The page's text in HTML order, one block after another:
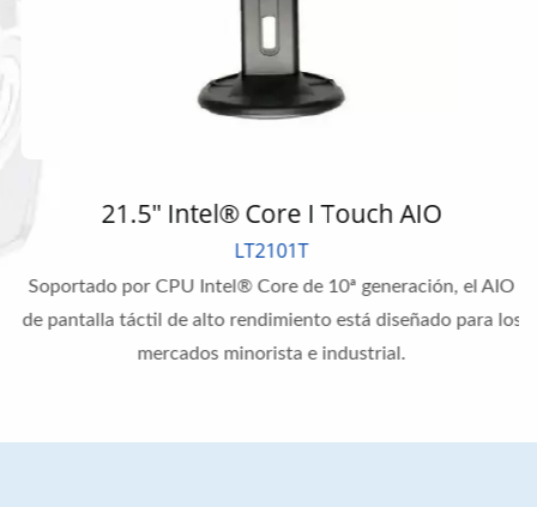
21.5" Intel® Core I Touch AIO
LT2101T
Soportado por CPU Intel® Core de 10ª generación, el AIO
de pantalla táctil de alto rendimiento está diseñado para los
mercados minorista e industrial.